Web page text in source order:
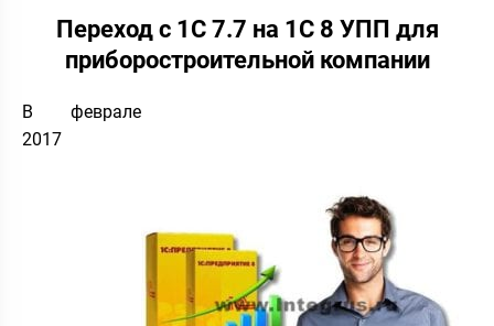
Переход с 1С 7.7 на 1С 8 УПП для
приборостроительной компании
В феврале
2017